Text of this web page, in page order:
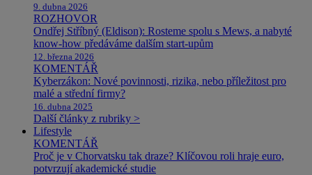
9. dubna 2026
ROZHOVOR
Ondřej Stříbný (Eldison): Rosteme spolu s Mews, a nabyté
know-how předáváme dalším start-upům
12. března 2026
KOMENTÁŘ
Kyberzákon: Nové povinnosti, rizika, nebo příležitost pro
malé a střední firmy?
16. dubna 2025
Další články z rubriky >
Lifestyle
KOMENTÁŘ
Proč je v Chorvatsku tak draze? Klíčovou roli hraje euro,
potvrzují akademické studie